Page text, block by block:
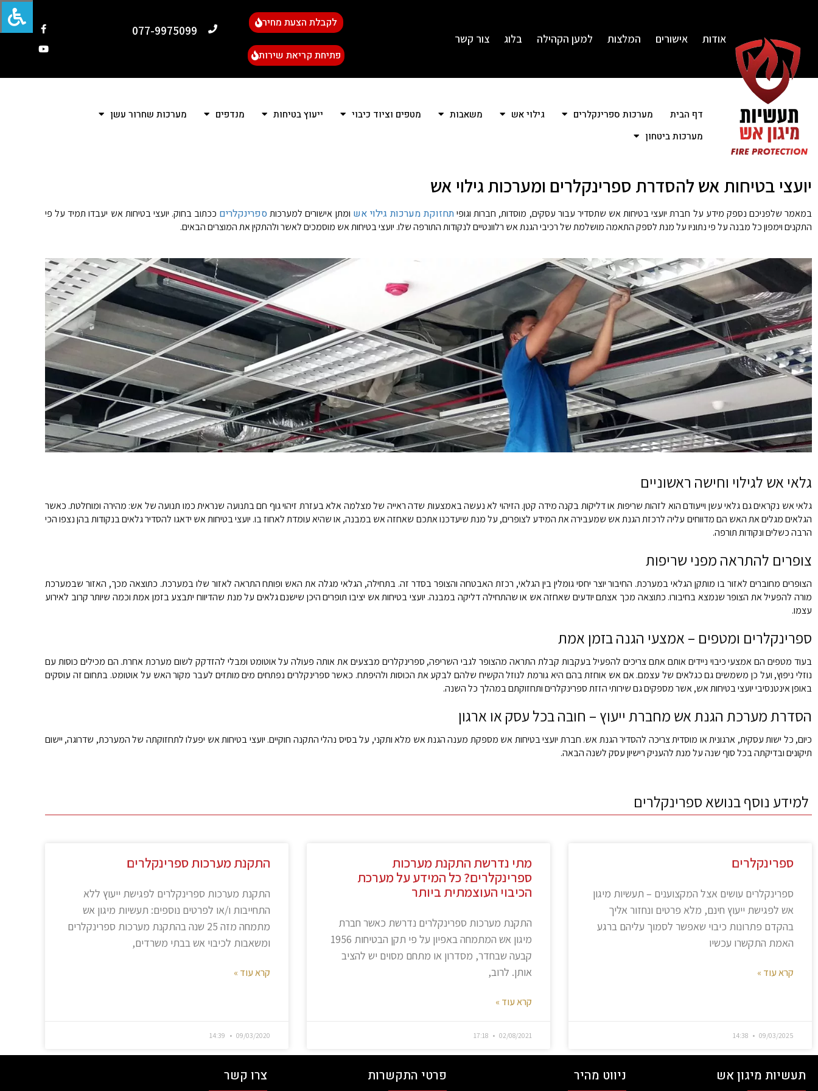
אודות אישורים המלצות למען הקהילה בלוג צור קשר
לקבלת הצעת מחיר
פתיחת קריאת שירות
077-9975099
דף הבית מערכות ספרינקלרים גילוי אש משאבות מטפים וציוד כיבוי ייעוץ בטיחות מנדפים
מערכות שחרור עשן
מערכות ביטחון
יועצי בטיחות אש להסדרת ספרינקלרים ומערכות גילוי אש
במאמר שלפניכם נספק מידע על חברת יועצי בטיחות אש שתסדיר עבור עסקים, מוסדות, חברות וגופיתחזוקת מערכות גילוי אש ומתן אישורים למערכותספרינקלרים ככתוב בחוק. יועצי בטיחות אש יעבדו תמיד על פי
התקנים וימפון כל מבנה על פי נתוניו על מנת לספק התאמה מושלמת של רכיבי הגנת אש רלוונטיים לנקודות התורפה שלו. יועצי בטיחות אש מוסמכים לאשר ולהתקין את המוצרים הבאים.
גלאי אש לגילוי וחישה ראשוניים
גלאי אש נקראים גם גלאי עשן וייעודם הוא לזהות שריפות או דליקות בקנה מידה קטן. הזיהוי לא נעשה באמצעות שדה ראייה של מצלמה אלא בעזרת זיהוי גוף חם בתנועה שנראית כמו תנועה של אש: מהירה ומוחלטת. כאשר
הגלאים מגלים את האש הם מדווחים עליה לרכזת הגנת אש שמעבירה את המידע לצופרים, על מנת שיעדכנו אתכם שאחזה אש במבנה, או שהיא עומדת לאחוז בו. יועצי בטיחות אש ידאגו להסדיר גלאים בנקודות בהן נצפו הכי
הרבה כשלים ונקודות תורפה.
צופרים להתראה מפני שריפות
הצופרים מחוברים לאזור בו מותקן הגלאי במערכת. החיבור יוצר יחסי גומלין בין הגלאי, רכזת האבטחה והצופר בסדר זה. בתחילה, הגלאי מגלה את האש ופותח התראה לאזור שלו במערכת. כתוצאה מכך, האזור שבמערכת
מורה להפעיל את הצופר שנמצא בחיבורו. כתוצאה מכך אצתם יודעים שאחזה אש או שהתחילה דליקה במבנה. יועצי בטיחות אש יציבו תופרים היכן שישנם גלאים על מנת שהדיווח יתבצע בזמן אמת וכמה שיותר קרוב לאירוע
עצמו.
ספרינקלרים ומטפים – אמצעי הגנה בזמן אמת
בעוד מטפים הם אמצעי כיבוי ניידים אותם אתם צריכים להפעיל בעקבות קבלת התראה מהצופר לגבי השריפה, ספרינקלרים מבצעים את אותה פעולה על אוטומט ומבלי להזדקק לשום מערכת אחרת. הם מכילים כוסות עם
נוזלי ניפוץ, ועל כן משמשים גם כגלאים של עצמם. אם אש אוחזת בהם היא גורמת לנוזל הקשיח שלהם לבקע את הכוסות ולהיפתח. כאשר ספרינקלרים נפתחים מים מותזים לעבר מקור האש על אוטומט. בתחום זה עוסקים
באופן אינטנסיבי יועצי בטיחות אש, אשר מספקים גם שירותי הזזת ספרינקלרים ותחזוקתם במהלך כל השנה.
הסדרת מערכת הגנת אש מחברת ייעוץ – חובה בכל עסק או ארגון
כיום, כל ישות עסקית, ארגונית או מוסדית צריכה להסדיר הגנת אש. חברת יועצי בטיחות אש מספקת מענה הגנת אש מלא ותקני, על בסיס נהלי התקנה חוקיים. יועצי בטיחות אש יפעלו לתחזוקתה של המערכת, שדרוגה, יישום
תיקונים ובדיקתה בכל סוף שנה על מנת להעניק רישיון עסק לשנה הבאה.
למידע נוסף בנושא ספרינקלרים
ספרינקלרים
ספרינקלרים עושים אצל המקצוענים – תעשיות מיגון
אש לפגישת ייעוץ חינם, מלא פרטים ונחזור אליך
בהקדם פתרונות כיבוי שאפשר לסמוך עליהם ברגע
האמת התקשרו עכשיו
קרא עוד »
09/03/2025
מתי נדרשת התקנת מערכות
ספרינקלרים? כל המידע על מערכת
הכיבוי העוצמתית ביותר
התקנת מערכות ספרינקלרים נדרשת כאשר חברת
מיגון אש המתמחה באפיון על פי תקן הבטיחות 1956
קבעה שבחדר, מסדרון או מתחם מסוים יש להציב
אותן. לרוב,
קרא עוד »
02/08/2021
התקנת מערכות ספרינקלרים
התקנת מערכות ספרינקלרים לפגישת ייעוץ ללא
התחייבות ו/או לפרטים נוספים: תעשיות מיגון אש
מתמחה מזה 25 שנה בהתקנת מערכות ספרינקלרים
ומשאבות לכיבוי אש בבתי משרדים,
קרא עוד »
09/03/2020
תעשיות מיגון אש ניווט מהיר פרטי התקשרות צרו קשר